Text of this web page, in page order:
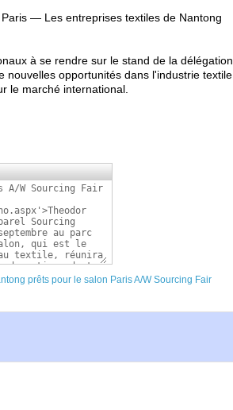
— Les entreprises textiles de Nantong
à se rendre sur le stand de la délégation
opportunités dans l'industrie textile
le marché international.
prêts pour le salon Paris A/W Sourcing Fair